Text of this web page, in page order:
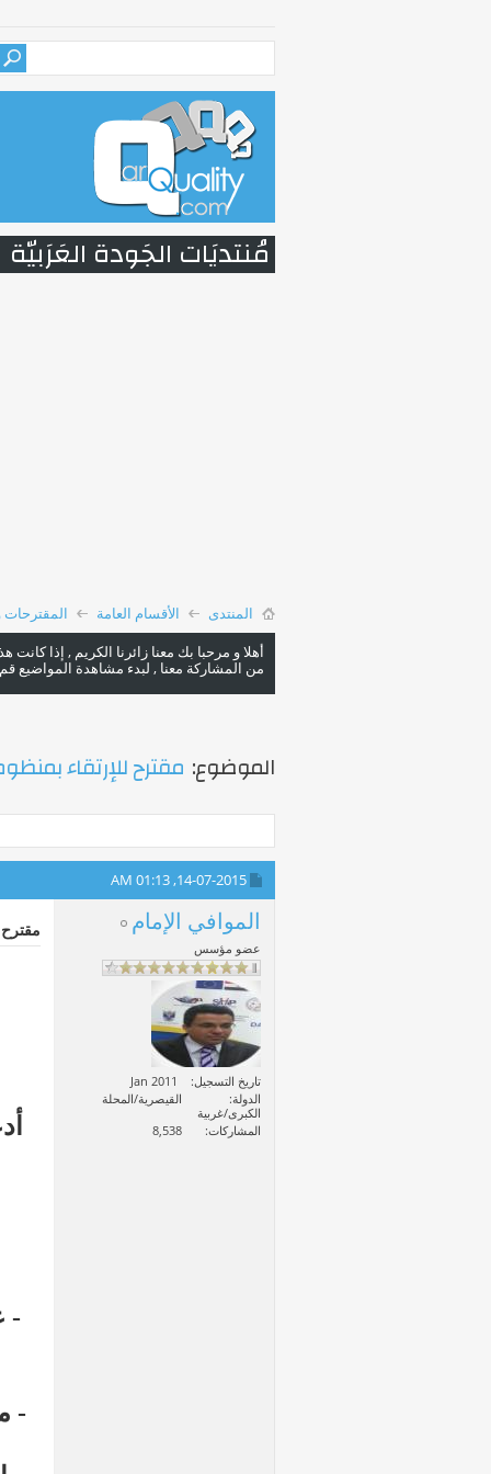
مُنتديَات الجَودة العَرَبيّة
المنتدى الأقسام العامة
أهلا و مرحبا بك معنا زائرنا الكريم , إذا
من المشاركة معنا , لبدء مشاهدة المواضيع قم
الموضوع: مقترح للإرتقاء
14-07-2015,
01:13 AM
الموافي الإمام
عضو مؤسس
تاريخ التسجيل
Jan 2011
الدولة
القيصرية/المحلة
الكبرى/غربية
المشاركات
8,538
-
-